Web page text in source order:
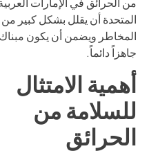
المتحدة أن يقلل بشكل كبير من
المخاطر ويضمن أن يكون مبناك
جاهزاً دائماً.
أهمية الامتثال
للسلامة من
الحرائق